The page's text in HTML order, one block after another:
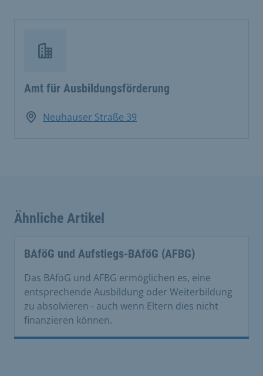
Amt für Ausbildungsförderung
Neuhauser Straße 39
Ähnliche Artikel
BAföG und Aufstiegs-BAföG (AFBG)
Das BAföG und AFBG ermöglichen es, eine
entsprechende Ausbildung oder Weiterbildung
zu absolvieren - auch wenn Eltern dies nicht
finanzieren können.